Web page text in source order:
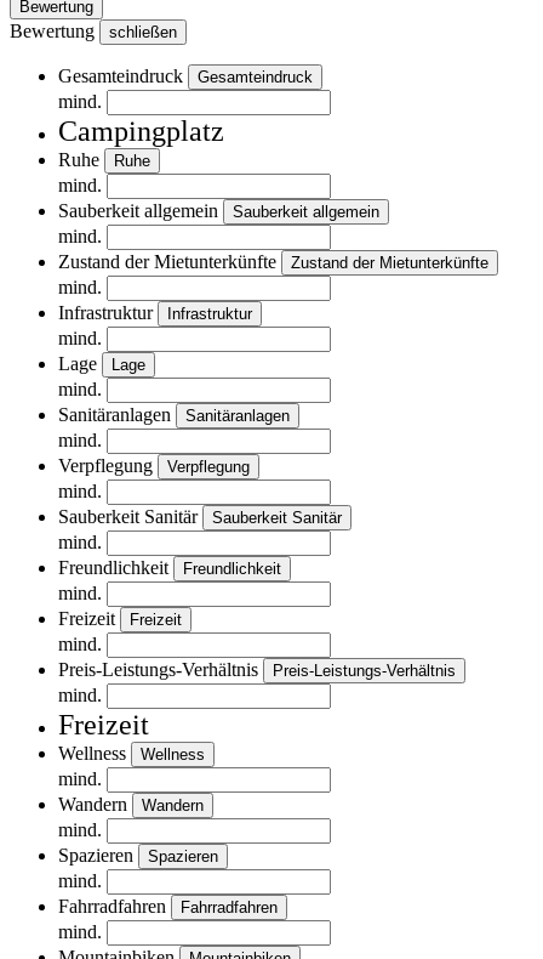
Bewertung
Bewertung schließen
Gesamteindruck Gesamteindruck
mind.
Campingplatz
Ruhe Ruhe
mind.
Sauberkeit allgemein
Sauberkeit allgemein
mind.
Zustand der Mietunterkünfte
Zustand der Mietunterkünfte
mind.
Infrastruktur
Infrastruktur
mind.
Lage
Lage
mind.
Sanitäranlagen
Sanitäranlagen
mind.
Verpflegung
Verpflegung
mind.
Sauberkeit Sanitär
Sauberkeit Sanitär
mind.
Freundlichkeit
Freundlichkeit
mind.
Freizeit
Freizeit
mind.
Preis-Leistungs-Verhältnis
Preis-Leistungs-Verhältnis
mind.
Freizeit
Wellness Wellness
mind.
Wandern
Wandern
mind.
Spazieren
Spazieren
mind.
Fahrradfahren
Fahrradfahren
mind.